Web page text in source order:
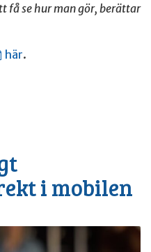
få se hur man gör, berättar
här.
i mobilen